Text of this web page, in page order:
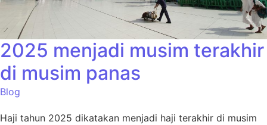
2025 menjadi musim terakhir
di musim panas
Blog
Haji tahun 2025 dikatakan menjadi haji terakhir di musim